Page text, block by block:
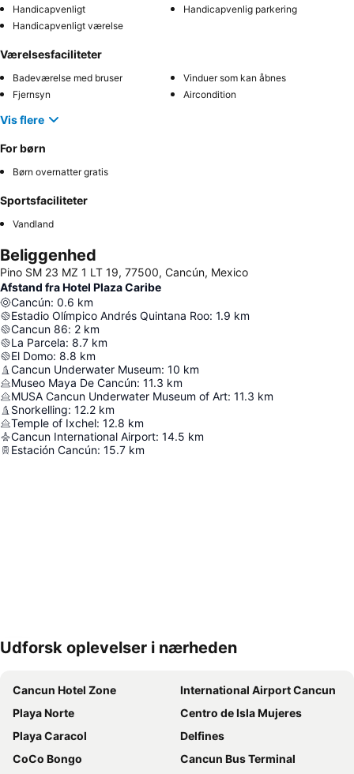
Handicapvenligt
Handicapvenlig parkering
Handicapvenligt værelse
Værelsesfaciliteter
Badeværelse med bruser
Vinduer som kan åbnes
Fjernsyn
Aircondition
Vis flere
For børn
Børn overnatter gratis
Sportsfaciliteter
Vandland
Beliggenhed
Pino SM 23 MZ 1 LT 19, 77500, Cancún, Mexico
Afstand fra Hotel Plaza Caribe
Cancún: 0.6 km
Estadio Olímpico Andrés Quintana Roo: 1.9 km
Cancun 86: 2 km
La Parcela: 8.7 km
El Domo: 8.8 km
Cancun Underwater Museum: 10 km
Museo Maya De Cancún: 11.3 km
MUSA Cancun Underwater Museum of Art: 11.3 km
Snorkelling: 12.2 km
Temple of Ixchel: 12.8 km
Cancun International Airport: 14.5 km
Estación Cancún: 15.7 km
Udvid kort
Udforsk oplevelser i nærheden
Cancun Hotel Zone
International Airport Cancun
Playa Norte
Centro de Isla Mujeres
Playa Caracol
Delfines
CoCo Bongo
Cancun Bus Terminal